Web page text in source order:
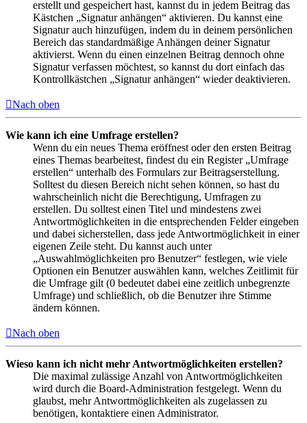
erstellt und gespeichert hast, kannst du in jedem Beitrag das
Kästchen „Signatur anhängen“ aktivieren. Du kannst eine
Signatur auch hinzufügen, indem du in deinem persönlichen
Bereich das standardmäßige Anhängen deiner Signatur
aktivierst. Wenn du einen einzelnen Beitrag dennoch ohne
Signatur verfassen möchtest, so kannst du dort einfach das
Kontrollkästchen „Signatur anhängen“ wieder deaktivieren.
Nach oben
Wie kann ich eine Umfrage erstellen?
Wenn du ein neues Thema eröffnest oder den ersten Beitrag
eines Themas bearbeitest, findest du ein Register „Umfrage
erstellen“ unterhalb des Formulars zur Beitragserstellung.
Solltest du diesen Bereich nicht sehen können, so hast du
wahrscheinlich nicht die Berechtigung, Umfragen zu
erstellen. Du solltest einen Titel und mindestens zwei
Antwortmöglichkeiten in die entsprechenden Felder eingeben
und dabei sicherstellen, dass jede Antwortmöglichkeit in einer
eigenen Zeile steht. Du kannst auch unter
„Auswahlmöglichkeiten pro Benutzer“ festlegen, wie viele
Optionen ein Benutzer auswählen kann, welches Zeitlimit für
die Umfrage gilt (0 bedeutet dabei eine zeitlich unbegrenzte
Umfrage) und schließlich, ob die Benutzer ihre Stimme
ändern können.
Nach oben
Wieso kann ich nicht mehr Antwortmöglichkeiten erstellen?
Die maximal zulässige Anzahl von Antwortmöglichkeiten
wird durch die Board-Administration festgelegt. Wenn du
glaubst, mehr Antwortmöglichkeiten als zugelassen zu
benötigen, kontaktiere einen Administrator.